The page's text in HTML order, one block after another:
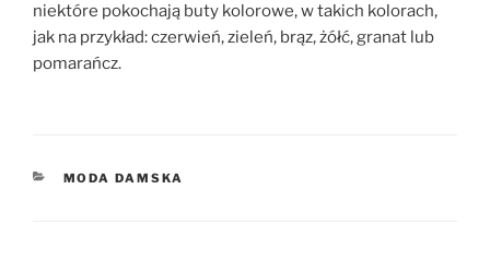
niektóre pokochają buty kolorowe, w takich kolorach,
jak na przykład: czerwień, zieleń, brąz, żółć, granat lub
pomarańcz.
KATEGORIE
MODA DAMSKA